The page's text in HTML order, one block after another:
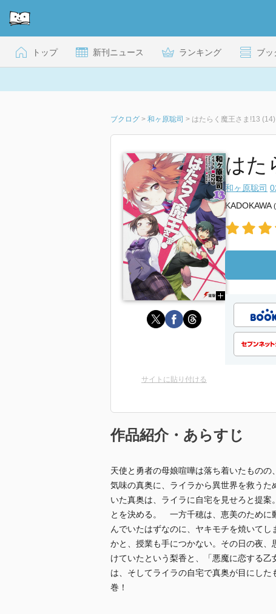
トップ 新刊ニュース ランキング ブッ
ブクログ > 和ヶ原聡司 > はたらく魔王さま!13 (14)
はた
和ヶ原聡司
KADOKAWA
サイトに貼り付ける
作品紹介・あらすじ
天使と勇者の母娘喧嘩は落ち着いたもの
気味の真奥に、ライラから異世界を救うた
いた真奥は、ライラに自宅を見せろと提
とを決める。 一方千穂は、恵美のために
んでいたはずなのに、ヤキモチを焼いて
かと、授業も手につかない。その日の夜
けていたという梨香と、「悪魔に恋する
は、そしてライラの自宅で真奥が目にし
巻！